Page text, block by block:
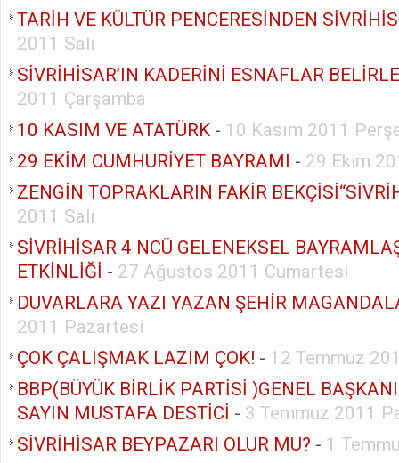
TARİH VE KÜLTÜR PENCERESİNDEN
2011 Salı
SİVRİHİSAR’IN KADERİNİ ESNAFLAR
2011 Çarşamba
10 KASIM VE ATATÜRK - 10 Kasım 2011
29 EKİM CUMHURİYET BAYRAMI - 29 Ekim
ZENGİN TOPRAKLARIN FAKİR
2011 Salı
SİVRİHİSAR 4 NCÜ GELENEKSEL
ETKİNLİĞİ - 27 Ağustos 2011 Cumartesi
DUVARLARA YAZI YAZAN ŞEHİR
2011 Pazartesi
ÇOK ÇALIŞMAK LAZIM ÇOK! - 12 Temmuz
BBP(BÜYÜK BİRLİK PARTİSİ )GENEL
SAYIN MUSTAFA DESTİCİ - 3 Temmuz 2011
SİVRİHİSAR BEYPAZARI OLUR MU? - 1